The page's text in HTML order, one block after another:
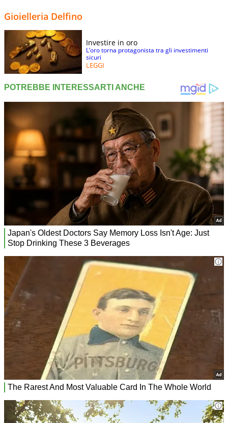
Gioielleria Delfino
Investire in oro
L’oro torna protagonista tra gli investimenti
sicuri
LEGGI